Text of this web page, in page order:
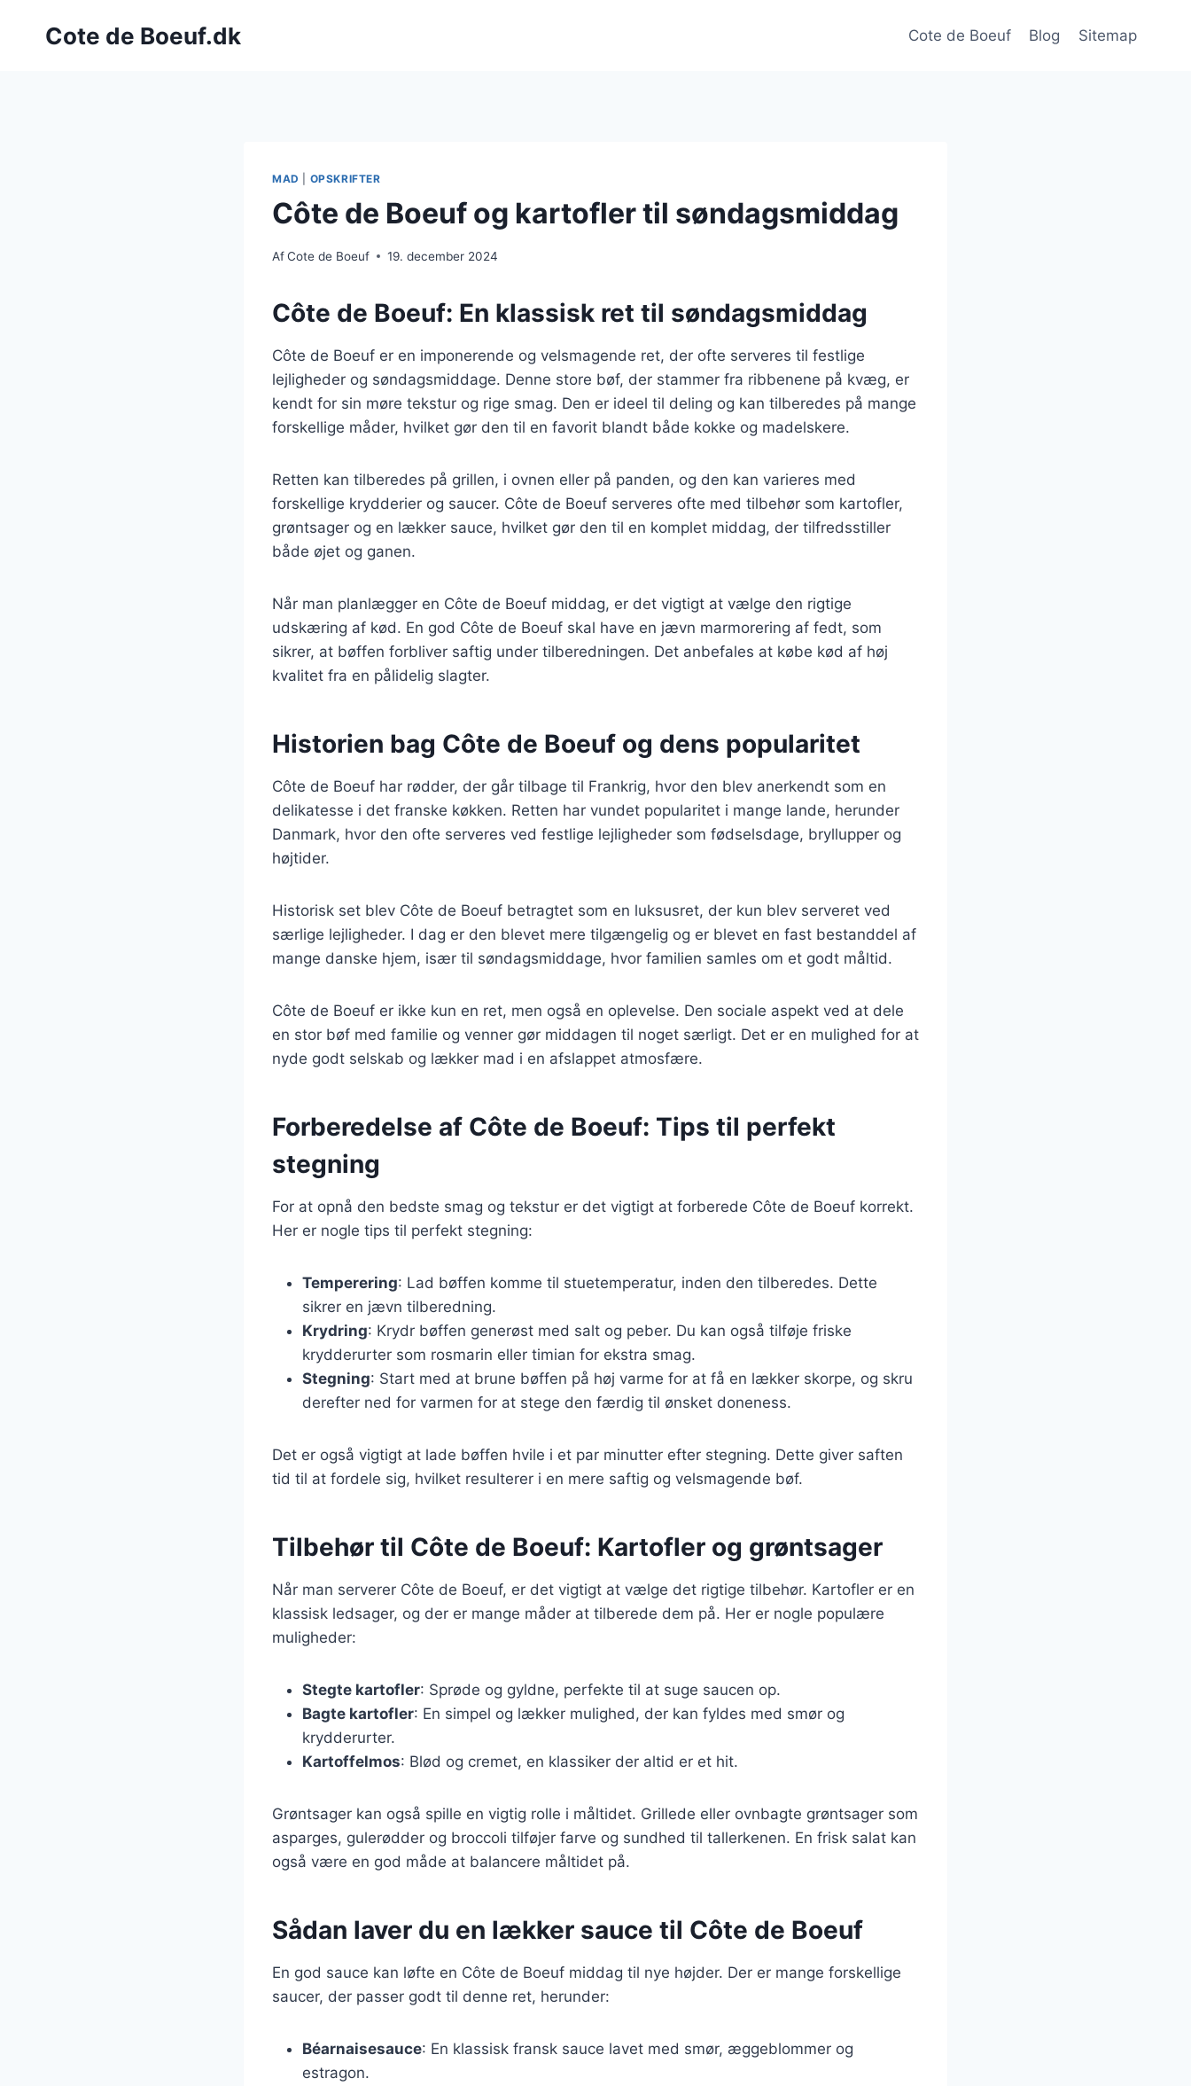
Cote de Boeuf.dk Cote de Boeuf Blog Sitemap
MAD OPSKRIFTER
Côte de Boeuf og kartofler til søndagsmiddag
AfCote de Boeuf 19. december 2024
Côte de Boeuf: En klassisk ret til søndagsmiddag
Côte de Boeuf er en imponerende og velsmagende ret, der ofte serveres til festlige
lejligheder og søndagsmiddage. Denne store bøf, der stammer fra ribbenene på kvæg, er
kendt for sin møre tekstur og rige smag. Den er ideel til deling og kan tilberedes på mange
forskellige måder, hvilket gør den til en favorit blandt både kokke og madelskere.
Retten kan tilberedes på grillen, i ovnen eller på panden, og den kan varieres med
forskellige krydderier og saucer. Côte de Boeuf serveres ofte med tilbehør som kartofler,
grøntsager og en lækker sauce, hvilket gør den til en komplet middag, der tilfredsstiller
både øjet og ganen.
Når man planlægger en Côte de Boeuf middag, er det vigtigt at vælge den rigtige
udskæring af kød. En god Côte de Boeuf skal have en jævn marmorering af fedt, som
sikrer, at bøffen forbliver saftig under tilberedningen. Det anbefales at købe kød af høj
kvalitet fra en pålidelig slagter.
Historien bag Côte de Boeuf og dens popularitet
Côte de Boeuf har rødder, der går tilbage til Frankrig, hvor den blev anerkendt som en
delikatesse i det franske køkken. Retten har vundet popularitet i mange lande, herunder
Danmark, hvor den ofte serveres ved festlige lejligheder som fødselsdage, bryllupper og
højtider.
Historisk set blev Côte de Boeuf betragtet som en luksusret, der kun blev serveret ved
særlige lejligheder. I dag er den blevet mere tilgængelig og er blevet en fast bestanddel af
mange danske hjem, især til søndagsmiddage, hvor familien samles om et godt måltid.
Côte de Boeuf er ikke kun en ret, men også en oplevelse. Den sociale aspekt ved at dele
en stor bøf med familie og venner gør middagen til noget særligt. Det er en mulighed for at
nyde godt selskab og lækker mad i en afslappet atmosfære.
Forberedelse af Côte de Boeuf: Tips til perfekt
stegning
For at opnå den bedste smag og tekstur er det vigtigt at forberede Côte de Boeuf korrekt.
Her er nogle tips til perfekt stegning:
Temperering: Lad bøffen komme til stuetemperatur, inden den tilberedes. Dette
sikrer en jævn tilberedning.
Krydring: Krydr bøffen generøst med salt og peber. Du kan også tilføje friske
krydderurter som rosmarin eller timian for ekstra smag.
Stegning: Start med at brune bøffen på høj varme for at få en lækker skorpe, og skru
derefter ned for varmen for at stege den færdig til ønsket doneness.
Det er også vigtigt at lade bøffen hvile i et par minutter efter stegning. Dette giver saften
tid til at fordele sig, hvilket resulterer i en mere saftig og velsmagende bøf.
Tilbehør til Côte de Boeuf: Kartofler og grøntsager
Når man serverer Côte de Boeuf, er det vigtigt at vælge det rigtige tilbehør. Kartofler er en
klassisk ledsager, og der er mange måder at tilberede dem på. Her er nogle populære
muligheder:
Stegte kartofler: Sprøde og gyldne, perfekte til at suge saucen op.
Bagte kartofler: En simpel og lækker mulighed, der kan fyldes med smør og
krydderurter.
Kartoffelmos: Blød og cremet, en klassiker der altid er et hit.
Grøntsager kan også spille en vigtig rolle i måltidet. Grillede eller ovnbagte grøntsager som
asparges, gulerødder og broccoli tilføjer farve og sundhed til tallerkenen. En frisk salat kan
også være en god måde at balancere måltidet på.
Sådan laver du en lækker sauce til Côte de Boeuf
En god sauce kan løfte en Côte de Boeuf middag til nye højder. Der er mange forskellige
saucer, der passer godt til denne ret, herunder:
Béarnaisesauce: En klassisk fransk sauce lavet med smør, æggeblommer og
estragon.